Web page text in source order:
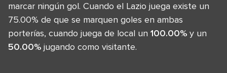
marcar ningún gol. Cuando el Lazio juega existe un
75.00% de que se marquen goles en ambas
porterías, cuando juega de local un 100.00% y un
50.00% jugando como visitante.